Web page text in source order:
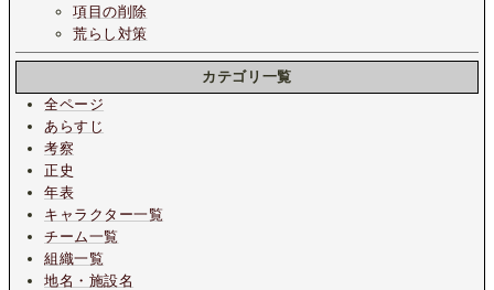
項目の削除
荒らし対策
カテゴリ一覧
全ページ
あらすじ
考察
正史
年表
キャラクター一覧
チーム一覧
組織一覧
地名・施設名